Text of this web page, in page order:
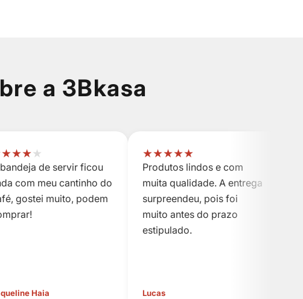
a 3Bkasa
★★★★
de servir ficou
com meu cantinho do
gostei muito, podem
Haia
★★★★★
Produtos lindos e com
muita qualidade. A entrega
surpreendeu, pois foi
muito antes do prazo
estipulado.
Lucas